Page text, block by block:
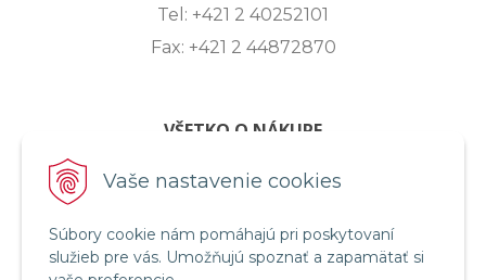
Vaše nastavenie cookies
Súbory cookie nám pomáhajú pri poskytovaní
služieb pre vás. Umožňujú spoznať a zapamätať si
Tel: +421 2 40252101
Fax: +421 2 44872870
VŠETKO O NÁKUPE
ZASLANIE OTÁZKY
OBCHODNÉ PODMIENKY
REKLAMAČNÝ PORIADOK